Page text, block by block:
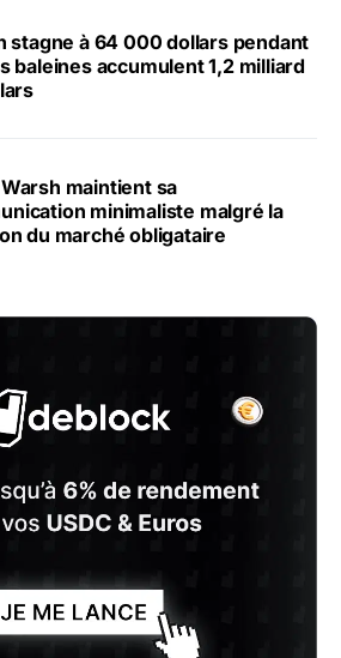
stagne à 64 000 dollars pendant
baleines accumulent 1,2 milliard
maintient sa
minimaliste malgré la
du marché obligataire